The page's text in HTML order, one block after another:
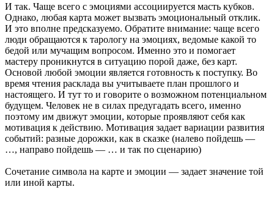
И так. Чаще всего с эмоциями ассоциируется масть кубков.
Однако, любая карта может вызвать эмоциональный отклик.
И это вполне предсказуемо. Обратите внимание: чаще всего
люди обращаются к тарологу на эмоциях, ведомые какой то
бедой или мучащим вопросом. Именно это и помогает
мастеру проникнутся в ситуацию порой даже, без карт.
Основой любой эмоции является готовность к поступку. Во
время чтения расклада вы учитываете план прошлого и
настоящего. И тут то и говорите о возможном потенциальном
будущем. Человек не в силах предугадать всего, именно
поэтому им движут эмоции, которые проявляют себя как
мотивация к действию. Мотивация задает вариации развития
событий: разные дорожки, как в сказке (налево пойдешь —
…, направо пойдешь — … и так по сценарию)
Сочетание символа на карте и эмоции — задает значение той
или иной карты.